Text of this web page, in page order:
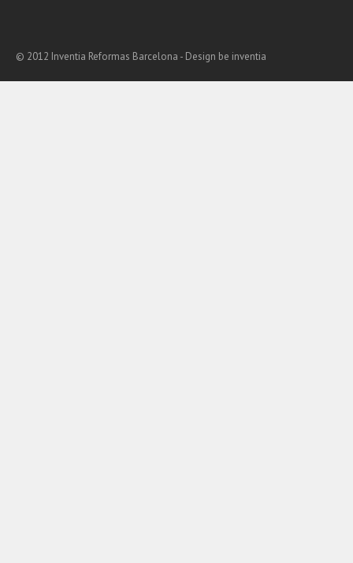
© 2012 Inventia Reformas Barcelona - Design be inventia